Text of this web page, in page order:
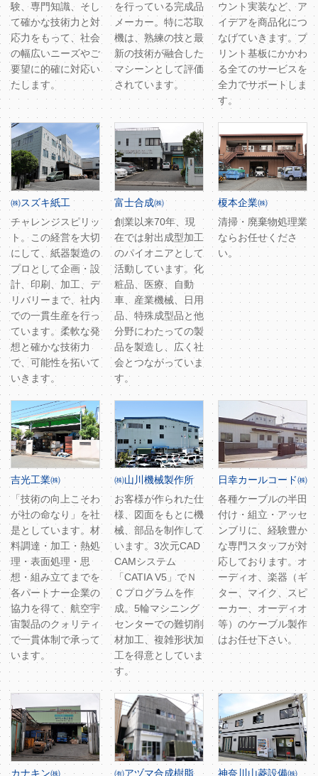
験、専門知識、そし
て確かな技術力と対
応力をもって、社会
の幅広いニーズやご
要望に的確に対応い
たします。
を行っている完成品
メーカー。特に芯取
機は、熟練の技と最
新の技術が融合した
マシーンとして評価
されています。
ウント実装など、ア
イデアを商品化につ
なげていきます。プ
リント基板にかかわ
る全てのサービスを
全力でサポートしま
す。
㈱スズキ紙工
チャレンジスピリッ
ト。この経営を大切
にして、紙器製造の
プロとして企画・設
計、印刷、加工、デ
リバリーまで、社内
での一貫生産を行っ
ています。柔軟な発
想と確かな技術力
で、可能性を拓いて
いきます。
富士合成㈱
創業以来70年、現
在では射出成型加工
のパイオニアとして
活動しています。化
粧品、医療、自動
車、産業機械、日用
品、特殊成型品と他
分野にわたっての製
品を製造し、広く社
会とつながっていま
す。
榎本企業㈱
清掃・廃棄物処理業
ならお任せくださ
い。
吉光工業㈱
「技術の向上こそわ
が社の命なり」を社
是としています。材
料調達・加工・熱処
理・表面処理・思
想・組み立てまでを
各パートナー企業の
協力を得て、航空宇
宙製品のクォリティ
で一貫体制で承って
います。
㈱山川機械製作所
お客様が作られた仕
様、図面をもとに機
械、部品を制作して
います。3次元CAD
CAMシステム
「CATIA V5」でＮ
Ｃプログラムを作
成。5輪マシニング
センターでの難切削
材加工、複雑形状加
工を得意としていま
す。
日幸カールコード㈱
各種ケーブルの半田
付け・組立・アッセ
ンブリに、経験豊か
な専門スタッフが対
応しております。オ
ーディオ、楽器（ギ
ター、マイク、スピ
ーカー、オーディオ
等）のケーブル製作
はお任せ下さい。
カナキン㈱ ㈲アヅマ合成樹脂 神奈川山菱設備㈱